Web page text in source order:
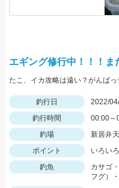
エギング修行中！！！
たこ、イカ攻略は遠い？がんばっ
釣行日
2022/
釣行時間
00:00～
釣場
新居弁
ポイント
いろい
釣魚
カサゴ
フグ）